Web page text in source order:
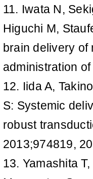
11. Iwata N,
Higuchi M,
brain delivery of
administration
12. Iida A,
S: Systemic
robust
2013;974819,
13. Yamashita